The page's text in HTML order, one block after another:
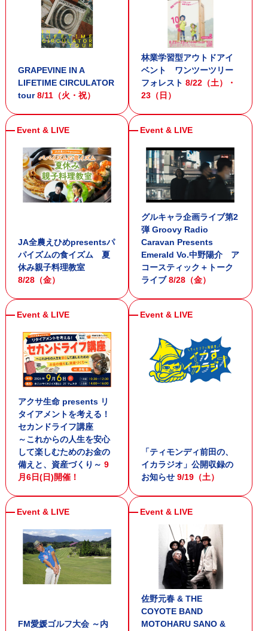
GRAPEVINE IN A
LIFETIME CIRCULATOR
tour8/11（火・祝）
林業学習型アウトドアイ
ベント ワンツーツリー
フォレスト8/22（土）・
23（日）
JA全農えひめpresentsパ
パイズムの食イズム 夏
休み親子料理教室
8/28（金）
グルキャラ企画ライブ第2
弾 Groovy Radio
Caravan Presents
Emerald Vo.中野陽介 ア
コースティック＋トーク
ライブ8/28（金）
アクサ生命 presents リ
タイアメントを考える！
セカンドライフ講座
～これからの人生を安心
して楽しむためのお金の
備えと、資産づくり～ 9
月6日(日)開催！
「ティモンディ前田の、
イカラジオ」公開収録の
お知らせ9/19（土）
FM愛媛ゴルフ大会 ～内
佐野元春 & THE
COYOTE BAND
MOTOHARU SANO &